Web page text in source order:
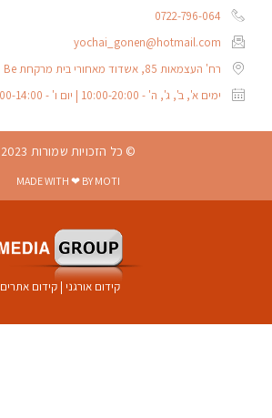
0722-796-064
yochai_gonen@hotmail.com
רח' העצמאות 85, אשדוד מאחורי בית מרקחת Be
ימים א', ב', ג', ה' - 10:00-20:00 | יום ו' - 10:00-14:00
© כל הזכויות שמורות 2023
MADE WITH ❤ BY MOTI
קידום אורגני | קידום אתרים